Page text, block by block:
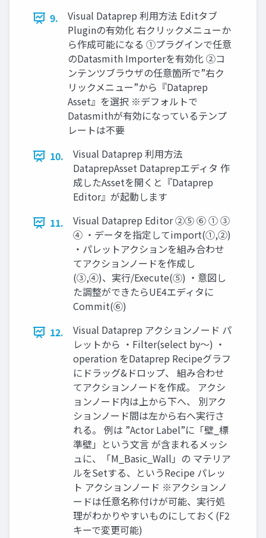
9.
Visual Dataprep 利用方法 Editタブ
Pluginの有効化 右クリックメニューか
ら作成可能になる ①プラグインで任意
のDatasmith Importerを有効化 ②コ
ンテンツブラウザの任意箇所で”右ク
リックメニュー”から『Dataprep
Asset』を選択 ※デフォルトで
Datasmithが有効になっているテンプ
レートは不要
10.
Visual Dataprep 利用方法
DataprepAsset Dataprepエディタ 作
成したAssetを開くと『Dataprep
Editor』が起動します
11.
Visual Dataprep Editor ②⑤ ⑥ ① ③
④ ・データを指定してimport(①,②)
・パレットアクションを組み合わせ
てアクションノードを作成し
(③,④)、実行/Execute(⑤) ・意図し
た調整ができたらUE4エディタに
Commit(⑥)
12.
Visual Dataprep アクションノード パ
レットから ・Filter(select by～) ・
operation をDataprep Recipeグラフ
にドラッグ&ドロップ、 組み合わせ
てアクションノードを作成。 アクシ
ョンノード内は上から下へ、 別アク
ションノード間は左から右へ実行さ
れる。 例は ”Actor Label”に「壁_標
準壁」という文言 が含まれるメッシ
ュに、「M_Basic_Wall」の マテリア
ルをSetする、というRecipe パレッ
ト アクションノード ※アクションノ
ードは任意名称付けが可能、実行処
理がわかりやすいものにしておく(F2
キーで変更可能)